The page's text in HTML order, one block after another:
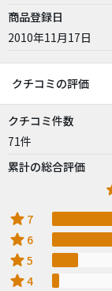
商品登録日
2010年11月17日
クチコミの評価
クチコミ件数
71件
累計の総合評価
star 7
star 6
star5
star4